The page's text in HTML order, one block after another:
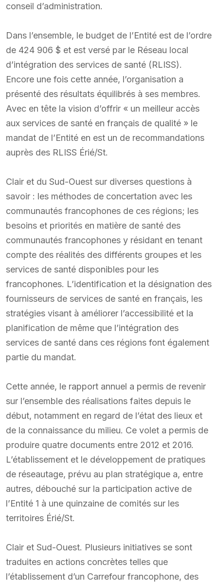
conseil d’administration.
Dans l’ensemble, le budget de l’Entité est de l’ordre
de 424 906 $ et est versé par le Réseau local
d’intégration des services de santé (RLISS).
Encore une fois cette année, l’organisation a
présenté des résultats équilibrés à ses membres.
Avec en tête la vision d’offrir « un meilleur accès
aux services de santé en français de qualité » le
mandat de l’Entité en est un de recommandations
auprès des RLISS Érié/St.
Clair et du Sud-Ouest sur diverses questions à
savoir : les méthodes de concertation avec les
communautés francophones de ces régions; les
besoins et priorités en matière de santé des
communautés francophones y résidant en tenant
compte des réalités des différents groupes et les
services de santé disponibles pour les
francophones. L’identification et la désignation des
fournisseurs de services de santé en français, les
stratégies visant à améliorer l’accessibilité et la
planification de même que l’intégration des
services de santé dans ces régions font également
partie du mandat.
Cette année, le rapport annuel a permis de revenir
sur l’ensemble des réalisations faites depuis le
début, notamment en regard de l’état des lieux et
de la connaissance du milieu. Ce volet a permis de
produire quatre documents entre 2012 et 2016.
L’établissement et le développement de pratiques
de réseautage, prévu au plan stratégique a, entre
autres, débouché sur la participation active de
l’Entité 1 à une quinzaine de comités sur les
territoires Érié/St.
Clair et Sud-Ouest. Plusieurs initiatives se sont
traduites en actions concrètes telles que
l’établissement d’un Carrefour francophone, des